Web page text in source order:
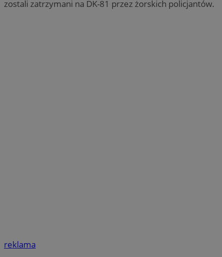
zostali zatrzymani na DK-81 przez żorskich policjantów.
reklama